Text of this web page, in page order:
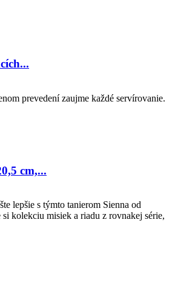
prevedení zaujme každé servírovanie.
cm,...
lepšie s týmto tanierom Sienna od
kolekciu misiek a riadu z rovnakej série,